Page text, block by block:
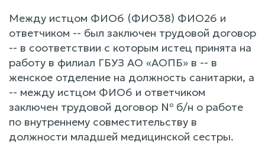
Между истцом ФИО6 (ФИО38) ФИО26 и
ответчиком -- был заключен трудовой договор
-- в соответствии с которым истец принята на
работу в филиал ГБУЗ АО «АОПБ» в -- в
женское отделение на должность санитарки, а
-- между истцом ФИО6 и ответчиком
заключен трудовой договор № б/н о работе
по внутреннему совместительству в
должности младшей медицинской сестры.